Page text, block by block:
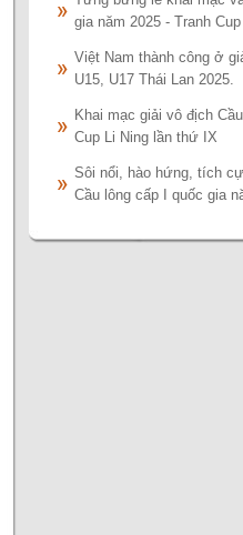
gia năm 2025 - Tranh
Việt Nam thành công ở
U15, U17 Thái Lan 2025.
Khai mạc giải vô địch
Cup Li Ning lần thứ IX
Sôi nổi, hào hứng, tích
Cầu lông cấp I quốc gia